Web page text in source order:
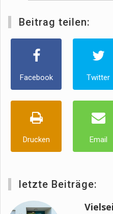
Beitrag teilen:
Facebook Twitter
Drucken Email
letzte Beiträge: